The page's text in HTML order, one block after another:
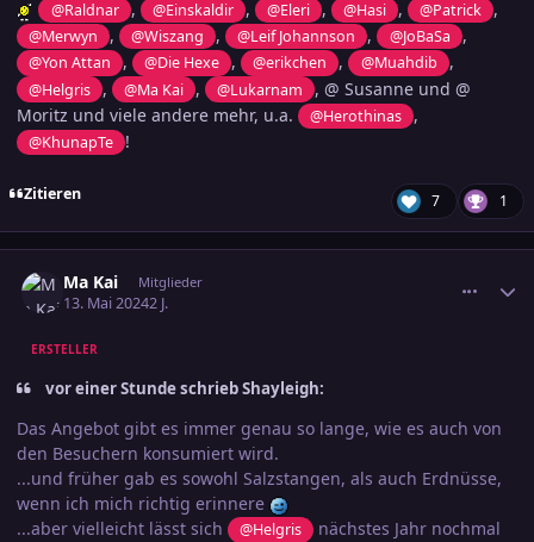
@Raldnar , @Einskaldir , @Eleri , @Hasi , @Patrick ,
@Merwyn , @Wiszang , @Leif Johannson , @JoBaSa ,
@Yon Attan , @Die Hexe , @erikchen , @Muahdib ,
@Helgris , @Ma Kai , @Lukarnam
, @ Susanne und @
Moritz und viele andere mehr, u.a.
@Herothinas ,
@KhunapTe !
Zitieren 7 1
Ma Kai Mitglieder
13. Mai 20242 J.
ERSTELLER
vor einer Stunde schrieb Shayleigh:
Das Angebot gibt es immer genau so lange, wie es auch von
den Besuchern konsumiert wird.
...und früher gab es sowohl Salzstangen, als auch Erdnüsse,
wenn ich mich richtig erinnere
...aber vielleicht lässt sich
@Helgris
nächstes Jahr nochmal